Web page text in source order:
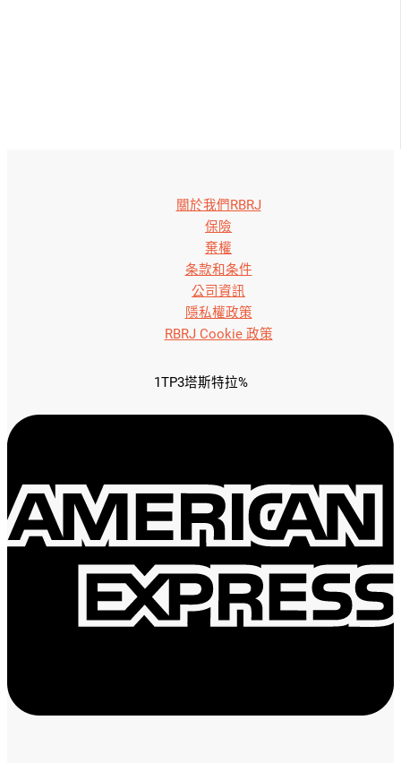
關於我們RBRJ
保險
棄權
条款和条件
公司資訊
隱私權政策
RBRJ Cookie 政策
1TP3塔斯特拉%